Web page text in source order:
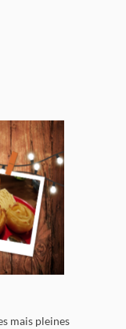
mais pleines